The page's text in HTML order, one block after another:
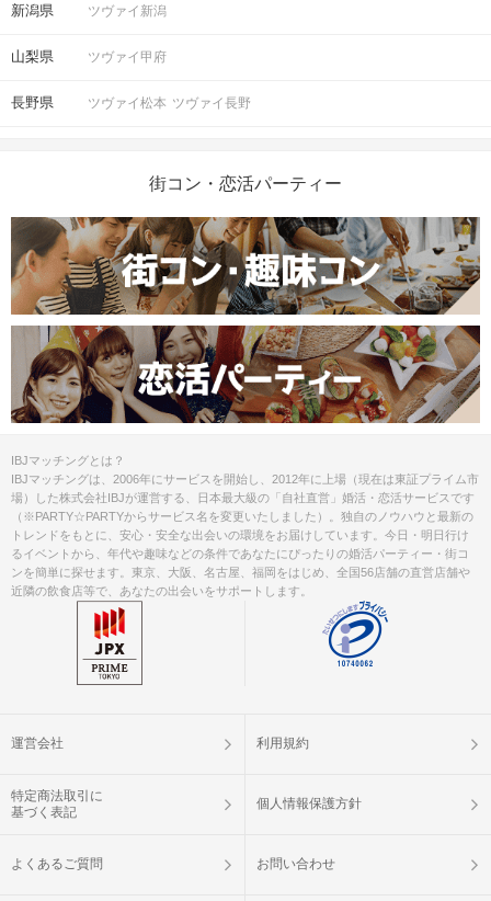
新潟県 ツヴァイ新潟
山梨県 ツヴァイ甲府
長野県 ツヴァイ松本 ツヴァイ長野
街コン・恋活パーティー
IBJマッチングとは？
IBJマッチングは、2006年にサービスを開始し、2012年に上場（現在は東証プライム市
場）した株式会社IBJが運営する、日本最大級の「自社直営」婚活・恋活サービスです
（※PARTY☆PARTYからサービス名を変更いたしました）。独自のノウハウと最新の
トレンドをもとに、安心・安全な出会いの環境をお届けしています。今日・明日行け
るイベントから、年代や趣味などの条件であなたにぴったりの婚活パーティー・街コ
ンを簡単に探せます。東京、大阪、名古屋、福岡をはじめ、全国56店舗の直営店舗や
近隣の飲食店等で、あなたの出会いをサポートします。
運営会社 利用規約
特定商法取引に
基づく表記
個人情報保護方針
よくあるご質問 お問い合わせ